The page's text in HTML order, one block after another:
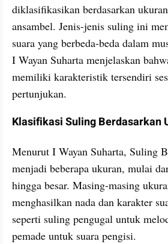
diklasifikasikan berdasarkan
ansambel. Jenis-jenis suling ini
suara yang berbeda-beda dalam
I Wayan Suharta menjelaskan
memiliki karakteristik tersendiri
pertunjukan.
Klasifikasi Suling Berdasarkan
Menurut I Wayan Suharta, Suling
menjadi beberapa ukuran, mulai
hingga besar. Masing-masing
menghasilkan nada dan karakter
seperti suling pengugal untuk
pemade untuk suara pengisi.